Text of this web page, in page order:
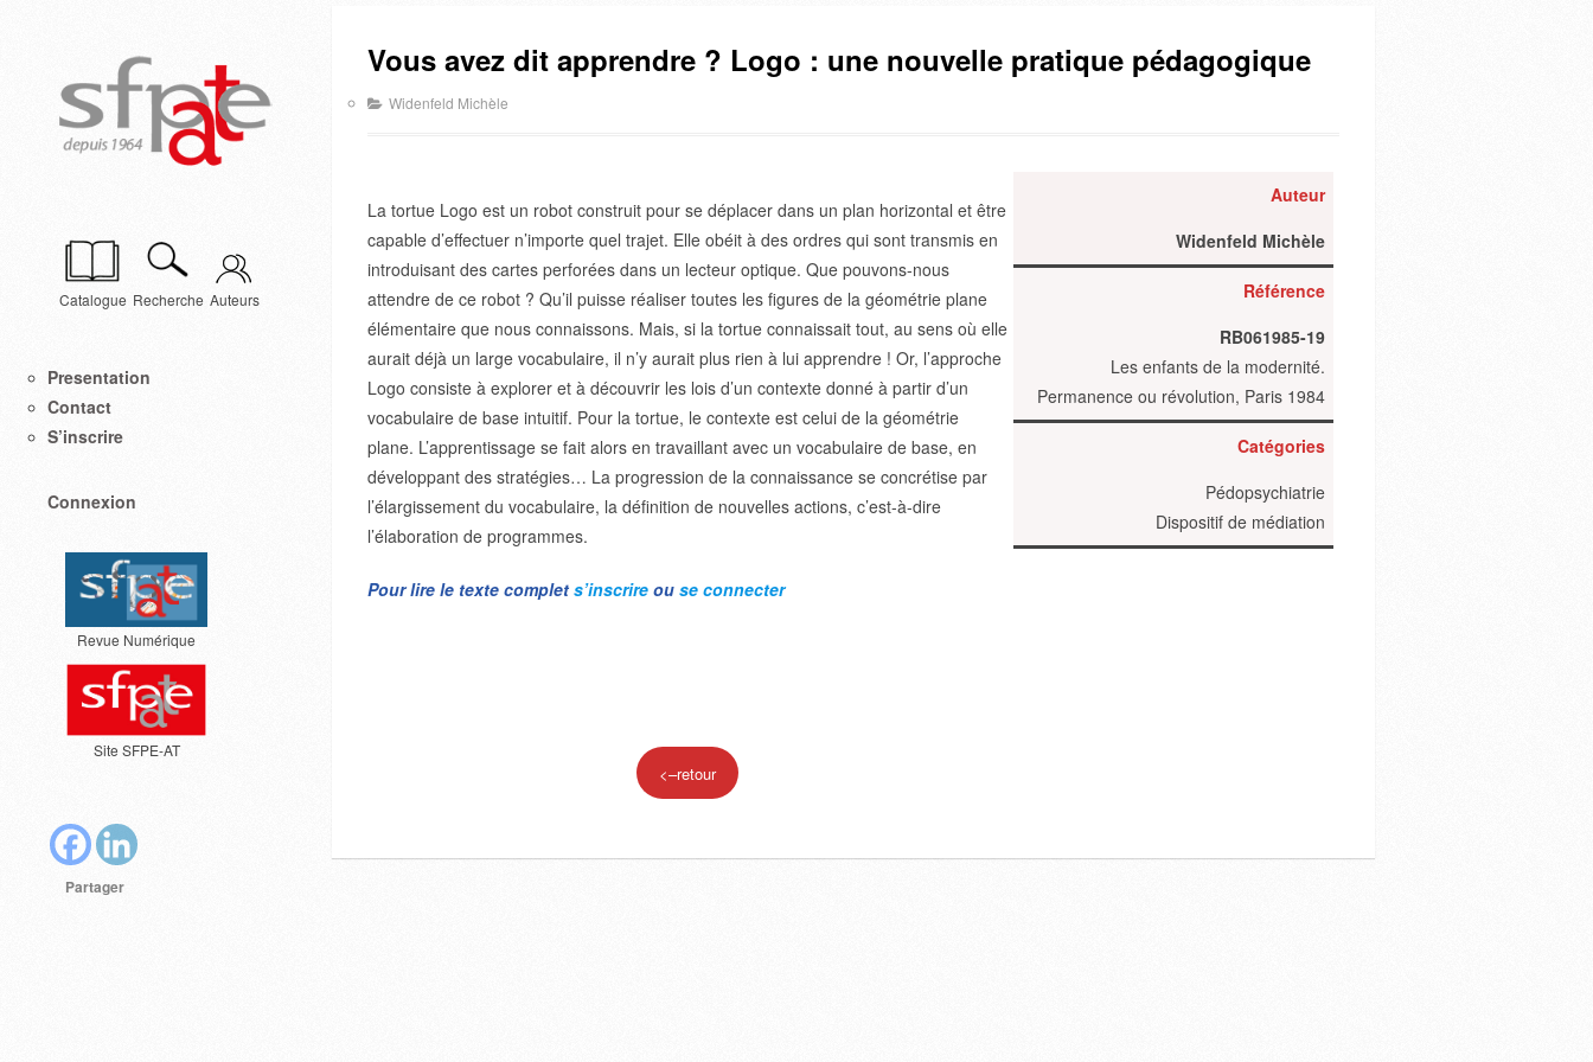
Catalogue Recherche Auteurs
Presentation
Contact
S’inscrire
Connexion
Revue Numérique
Site SFPE-AT
Partager
Vous avez dit apprendre ? Logo : une nouvelle pratique pédagogique
Widenfeld Michèle
La tortue Logo est un robot construit pour se déplacer dans un plan horizontal et être
capable d’effectuer n’importe quel trajet. Elle obéit à des ordres qui sont transmis en
introduisant des cartes perforées dans un lecteur optique. Que pouvons-nous
attendre de ce robot ? Qu’il puisse réaliser toutes les figures de la géométrie plane
élémentaire que nous connaissons. Mais, si la tortue connaissait tout, au sens où elle
aurait déjà un large vocabulaire, il n’y aurait plus rien à lui apprendre ! Or, l’approche
Logo consiste à explorer et à découvrir les lois d’un contexte donné à partir d’un
vocabulaire de base intuitif. Pour la tortue, le contexte est celui de la géométrie
plane. L’apprentissage se fait alors en travaillant avec un vocabulaire de base, en
développant des stratégies… La progression de la connaissance se concrétise par
l’élargissement du vocabulaire, la définition de nouvelles actions, c’est-à-dire
l’élaboration de programmes.
Pour lire le texte complet s’inscrire ou se connecter
<–retour
Auteur
Widenfeld Michèle
Référence
RB061985-19
Les enfants de la modernité.
Permanence ou révolution, Paris 1984
Catégories
Pédopsychiatrie
Dispositif de médiation